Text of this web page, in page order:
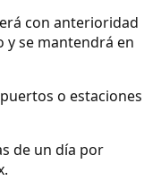
con anterioridad
se mantendrá en
o estaciones
de un día por